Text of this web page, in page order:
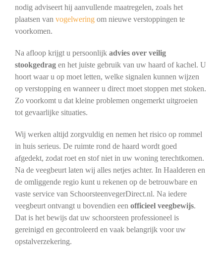
nodig adviseert hij aanvullende maatregelen, zoals het
plaatsen van vogelweringom nieuwe verstoppingen te
voorkomen.
Na afloop krijgt u persoonlijk advies over veilig
stookgedragen het juiste gebruik van uw haard of kachel. U
hoort waar u op moet letten, welke signalen kunnen wijzen
op verstopping en wanneer u direct moet stoppen met stoken.
Zo voorkomt u dat kleine problemen ongemerkt uitgroeien
tot gevaarlijke situaties.
Wij werken altijd zorgvuldig en nemen het risico op rommel
in huis serieus. De ruimte rond de haard wordt goed
afgedekt, zodat roet en stof niet in uw woning terechtkomen.
Na de veegbeurt laten wij alles netjes achter. In Haalderen en
de omliggende regio kunt u rekenen op de betrouwbare en
vaste service van SchoorsteenvegerDirect.nl. Na iedere
veegbeurt ontvangt u bovendien een officieel veegbewijs.
Dat is het bewijs dat uw schoorsteen professioneel is
gereinigd en gecontroleerd en vaak belangrijk voor uw
opstalverzekering.